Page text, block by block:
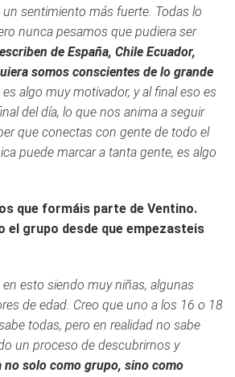
sentimiento más fuerte. Todas lo
nunca pesamos que pudiera ser
de España, Chile Ecuador,
somos conscientes de lo grande
es algo muy motivador, y al final eso es
del día, lo que nos anima a seguir
que conectas con gente de todo el
puede marcar a tanta gente, es algo
que formáis parte de Ventino.
el grupo desde que empezasteis
esto siendo muy niñas, algunas
de edad. Creo que uno a los 16 o 18
todas, pero en realidad no sabe
un proceso de descubrirnos y
no solo como grupo, sino como